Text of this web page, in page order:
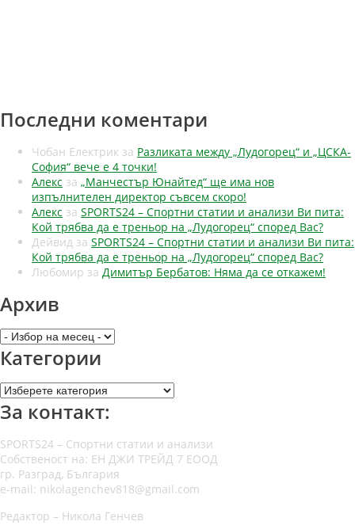
Последни коментари
Чобан Електрик за Разликата между „Лудогорец“ и „ЦСКА-
София“ вече е 4 точки!
Алекс за „Манчестър Юнайтед“ ще има нов
изпълнителен директор съвсем скоро!
Алекс за SPORTS24 – Спортни статии и анализи Ви пита:
Кой трябва да е треньор на „Лудогорец“ според Вас?
Дейвид за SPORTS24 – Спортни статии и анализи Ви пита:
Кой трябва да е треньор на „Лудогорец“ според Вас?
Любомир за Димитър Бербатов: Няма да се откажем!
Архив
Архив
Категории
Категории
За контакт:
SPORTS24 – Спортни статии и анализи
Собственост на: ЕН ДЖИ ТРЕЙД 7 ЕООД
гр. Разград, България
e-mail: nikolagenchev818@gmail.com
Редактор – Никола Генчев